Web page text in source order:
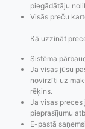
Pasūtījumu
maiņas
Izsekošana,
Pasūtījumu
order u.c.
piegādātāju
Visās preču
Kā uzzināt
Sistēma
Ja visas jūsu
novirzīti uz
rēķins.
Ja visas preces
pieprasījumu
E-pastā